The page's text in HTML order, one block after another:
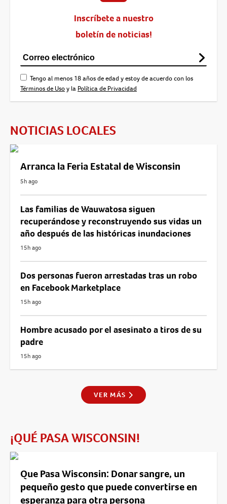
Inscríbete a nuestro
boletín de noticias!
Tengo al menos 18 años de edad y estoy de acuerdo con los
Términos de Usoy la Política de Privacidad
NOTICIAS LOCALES
Arranca la Feria Estatal de Wisconsin
5h ago
Las familias de Wauwatosa siguen
recuperándose y reconstruyendo sus vidas un
año después de las históricas inundaciones
15h ago
Dos personas fueron arrestadas tras un robo
en Facebook Marketplace
15h ago
Hombre acusado por el asesinato a tiros de su
padre
15h ago
VER MÁS
¡QUÉ PASA WISCONSIN!
Que Pasa Wisconsin: Donar sangre, un
pequeño gesto que puede convertirse en
esperanza para otra persona